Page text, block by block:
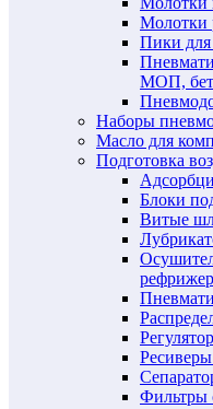
Молотки
Пики для
МОП,
Наборы
Масло для
Подготовка
Блоки
Витые
Фильтры